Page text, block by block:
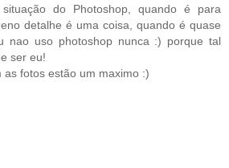
do Photoshop, quando é para
detalhe é uma coisa, quando é quase
nao uso photoshop nunca :) porque tal
ser eu!
as fotos estão um maximo :)